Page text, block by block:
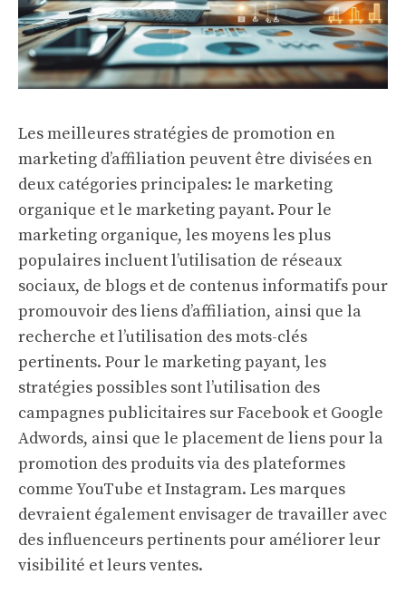
Les meilleures stratégies de promotion en
marketing d’affiliation peuvent être divisées en
deux catégories principales: le marketing
organique et le marketing payant. Pour le
marketing organique, les moyens les plus
populaires incluent l’utilisation de réseaux
sociaux, de blogs et de contenus informatifs pour
promouvoir des liens d’affiliation, ainsi que la
recherche et l’utilisation des mots-clés
pertinents. Pour le marketing payant, les
stratégies possibles sont l’utilisation des
campagnes publicitaires sur Facebook et Google
Adwords, ainsi que le placement de liens pour la
promotion des produits via des plateformes
comme YouTube et Instagram. Les marques
devraient également envisager de travailler avec
des influenceurs pertinents pour améliorer leur
visibilité et leurs ventes.